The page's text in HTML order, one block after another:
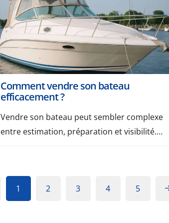
déchet abandonné en mer a un impact
durable sur l’écosystème. […]
Comment vendre son bateau
efficacement ?
Vendre son bateau peut sembler complexe
entre estimation, préparation et visibilité.
conditions. Voici tout ce qu’il faut savoir pour
bien vendre un bateau. Sommaire Estimer la
valeur de votre bateau Préparer son bateau à
1 2 3 4 5